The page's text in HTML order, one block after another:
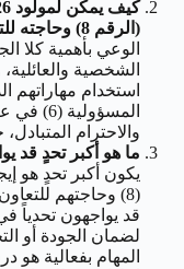
(الرقم 8) وحاجته للتناغم في علاقاته (الرقم 2 و 6)؟
الوعي بأهمية كلا
الشخصية
والاحترام
ما هو أكبر تحدٍ قد يواجه مولود 26 مايو
يكون أكبر تحدٍ هو
(8) وحاجتهم
قد يواجهون تحدياً
لضمان الجودة أو
المهام بفعالية